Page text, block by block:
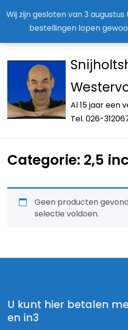
Wij zijn gesloten van 3
bestellingen lopen
Al 15 jaar een
Tel. 026-
Categorie: 2,5
Geen producten
selectie voldoen.
U kunt hier betalen
en in3